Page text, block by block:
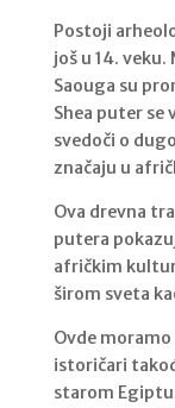
Postoji
još u 14.
Saouga su
Shea puter se
svedoči o
značaju u
Ova drevna
putera
afričkim
širom sveta
Ovde
istoričari
starom